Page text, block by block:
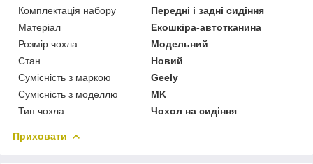
Комплектація набору
Передні і задні сидіння
Матеріал
Екошкіра-автотканина
Розмір чохла
Модельний
Стан
Новий
Сумісність з маркою
Geely
Сумісність з моделлю
MK
Тип чохла
Чохол на сидіння
Приховати